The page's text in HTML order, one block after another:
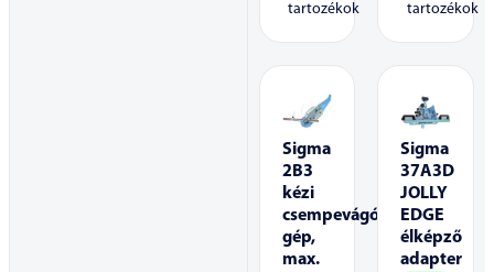
tartozékok
tartozékok
Sigma
2B3
kézi
csempevágó
gép,
max.
Sigma
37A3D
JOLLY
EDGE
élképző
adapter